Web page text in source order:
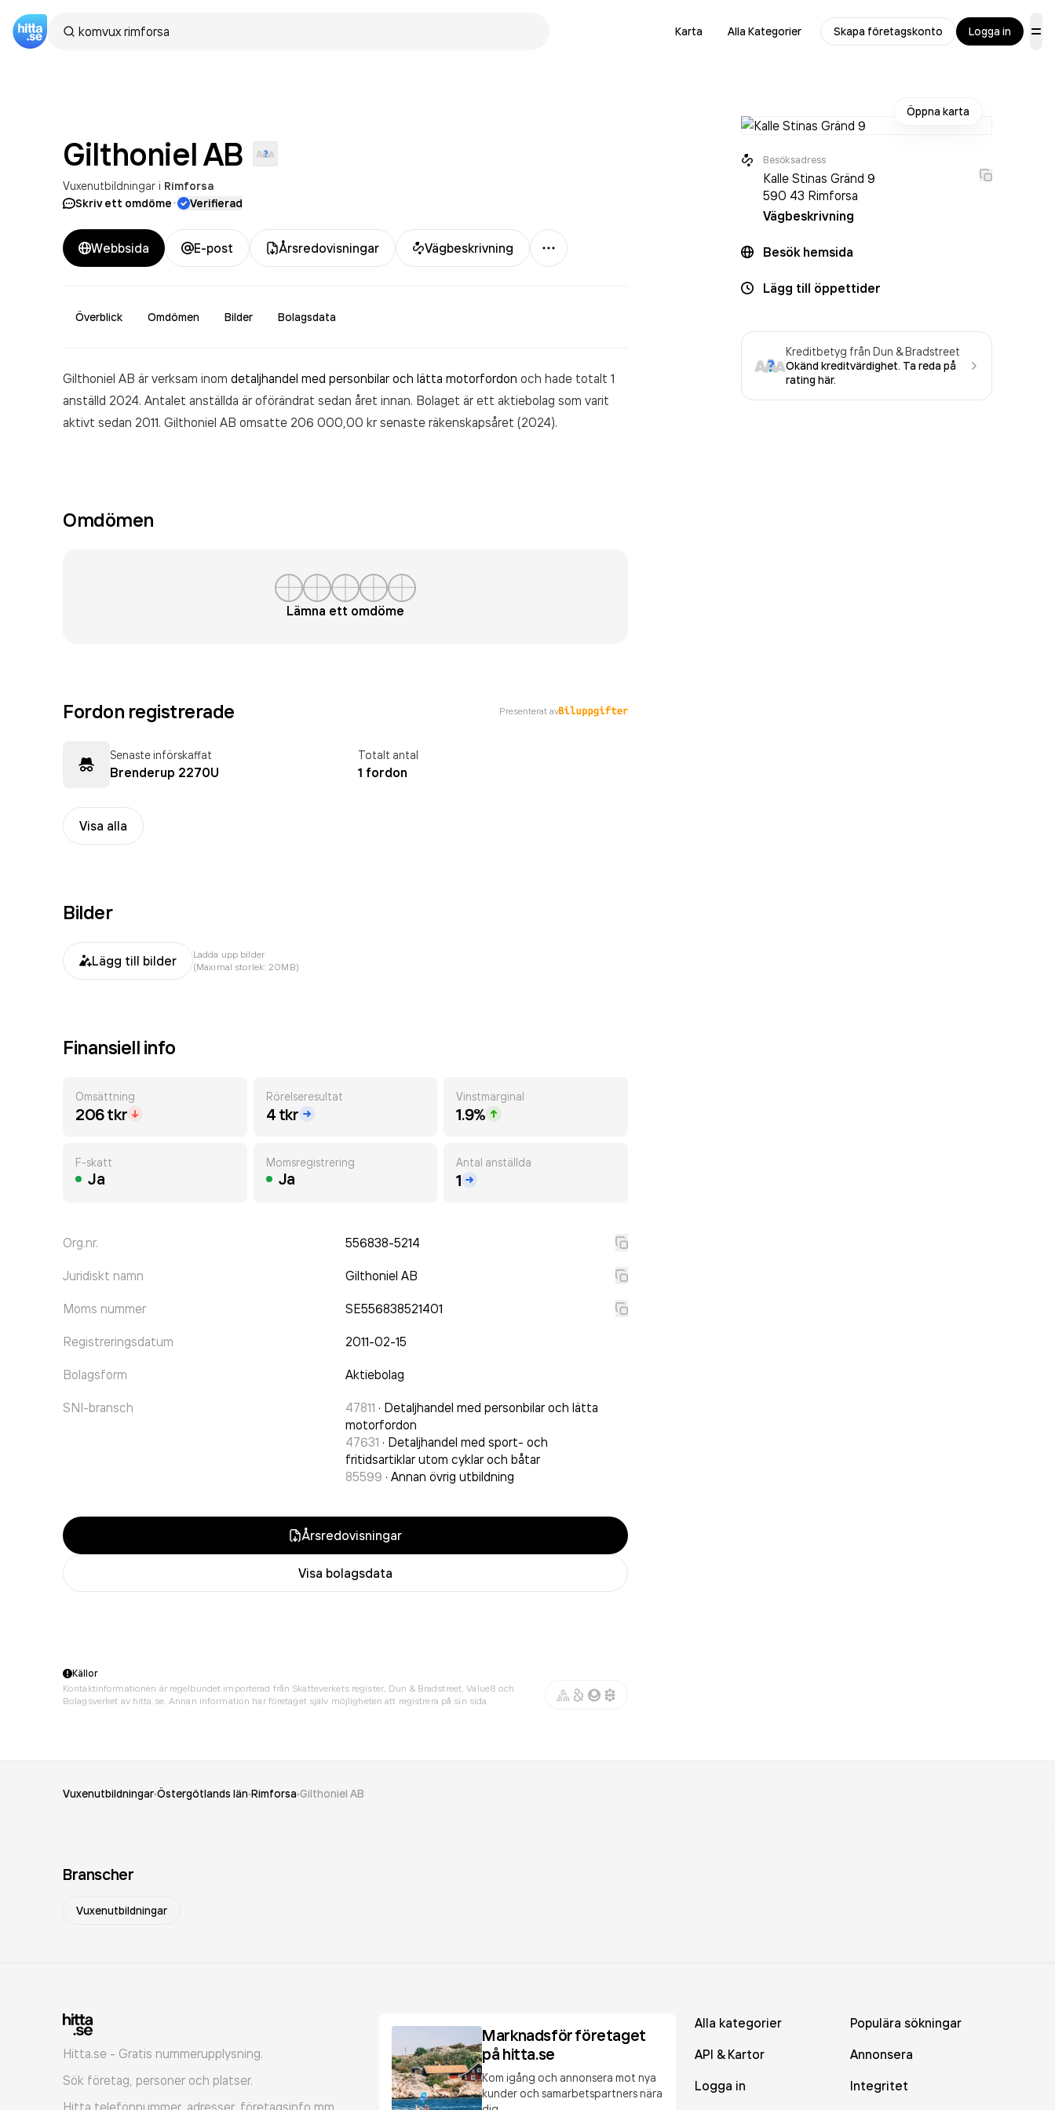
Karta Alla Kategorier Skapa företagskonto Logga in
GilthonielAB
Vuxenutbildningar i Rimforsa
Skriv ett omdöme· Verifierad
Webbsida E-post Årsredovisningar Vägbeskrivning
Mer
Överblick Omdömen Bilder Bolagsdata
Gilthoniel AB är verksam inom detaljhandel med personbilar och lätta motorfordon och hade totalt 1
anställd 2024. Antalet anställda är oförändrat sedan året innan. Bolaget är ett aktiebolag som varit
aktivt sedan 2011. Gilthoniel AB omsatte 206 000,00 krsenaste räkenskapsåret (2024).
Omdömen
Lämna ett omdöme
Fordon registrerade Presenterat av
Senaste införskaffat
Brenderup 2270U
Totalt antal
1 fordon
Visa alla
Bilder
Lägg till bilder
Ladda upp bilder
(Maximal storlek: 20MB)
Finansiell info
Omsättning
206 tkr
Rörelseresultat
4 tkr
Vinstmarginal
1.9%
F-skatt
Ja
Momsregistrering
Ja
Antal anställda
1
Org.nr. 556838-5214
Juridiskt namn Gilthoniel AB
Moms nummer SE556838521401
Registreringsdatum 2011-02-15
Bolagsform Aktiebolag
SNI-bransch 47811 · Detaljhandel med personbilar och lätta
motorfordon
47631 · Detaljhandel med sport- och
fritidsartiklar utom cyklar och båtar
85599 · Annan övrig utbildning
Årsredovisningar
Visa bolagsdata
Öppna karta
Besöksadress
Kalle Stinas Gränd 9
590 43 Rimforsa
Vägbeskrivning
Besök hemsida
Lägg till öppettider
Kreditbetyg från Dun & Bradstreet
Okänd kreditvärdighet. Ta reda på
rating här.
Källor
Kontaktinformationen är regelbundet importerad från Skatteverkets register, Dun & Bradstreet, Value8 och
Bolagsverket av hitta.se. Annan information har företaget själv möjligheten att registrera på sin sida.
Vuxenutbildningar Östergötlands län Rimforsa Gilthoniel AB
Branscher
Vuxenutbildningar
Hitta.se - Gratis nummerupplysning.
Sök företag, personer och platser.
Hitta telefonnummer, adresser, företagsinfo mm.
Marknadsför företaget
på hitta.se
Kom igång och annonsera mot nya
kunder och samarbetspartners nära
Alla kategorier
Populära sökningar
API & Kartor
Annonsera
Logga in
Integritet